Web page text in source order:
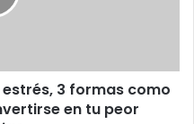
3 formas como
en tu peor